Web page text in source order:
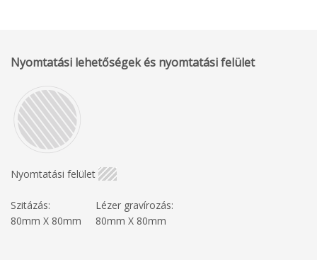
Nyomtatási lehetőségek és nyomtatási felület
Nyomtatási felület
Szitázás:
80mm X 80mm
Lézer gravírozás:
80mm X 80mm